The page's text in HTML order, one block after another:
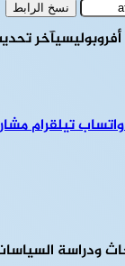
نسخ الرابط
أفروبوليسيآخر تحديث:
واتسابتيلقرام
ودراسة